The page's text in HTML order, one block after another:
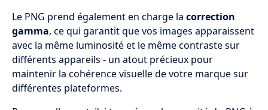
Le PNG prend également en charge la correction
gamma, ce qui garantit que vos images apparaissent
avec la même luminosité et le même contraste sur
différents appareils - un atout précieux pour
maintenir la cohérence visuelle de votre marque sur
différentes plateformes.